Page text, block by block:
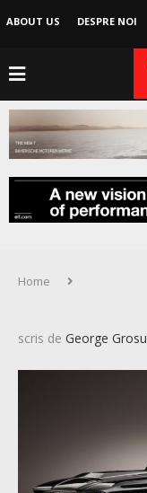
ABOUT US DESPRE NOI
Home
scris de George Grosu